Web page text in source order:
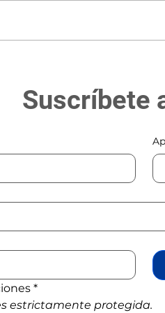
Suscríbete
*
estrictamente protegida.